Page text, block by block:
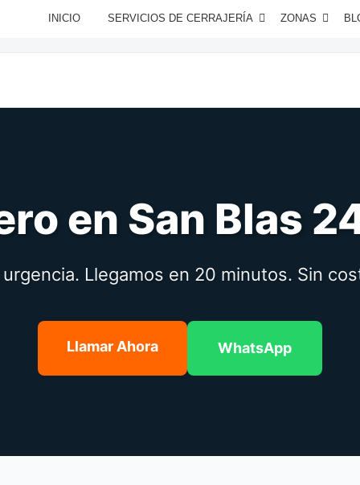
INICIO SERVICIOS DE CERRAJERÍA ZONAS
en San Blas
Llegamos en 20 minutos. Sin
Llamar Ahora WhatsApp